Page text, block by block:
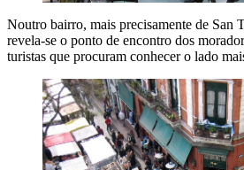
Noutro bairro, mais precisamente de San
revela-se o ponto de encontro dos
turistas que procuram conhecer o lado